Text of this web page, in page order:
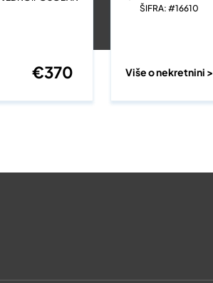
€370
ŠIFRA: #16610
Više o nekretnini >